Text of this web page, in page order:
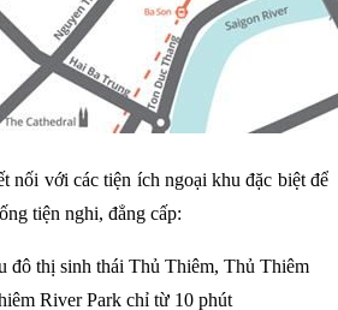
nối với các tiện ích ngoại khu đặc biệt để
tiện nghi, đẳng cấp:
đô thị sinh thái Thủ Thiêm, Thủ Thiêm
River Park chỉ từ 10 phút